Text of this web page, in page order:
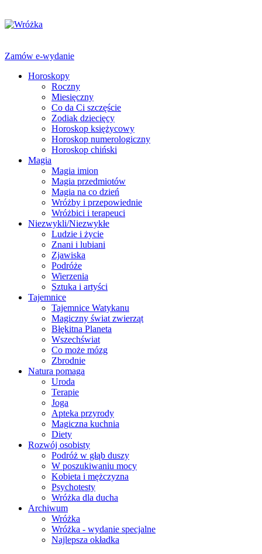
Zamów e-wydanie
Horoskopy
Roczny
Miesięczny
Co da Ci szczęście
Zodiak dziecięcy
Horoskop księżycowy
Horoskop numerologiczny
Horoskop chiński
Magia
Magia imion
Magia przedmiotów
Magia na co dzień
Wróżby i przepowiednie
Wróżbici i terapeuci
Niezwykli/Niezwykłe
Ludzie i życie
Znani i lubiani
Zjawiska
Podróże
Wierzenia
Sztuka i artyści
Tajemnice
Tajemnice Watykanu
Magiczny świat zwierząt
Błękitna Planeta
Wszechświat
Co może mózg
Zbrodnie
Natura pomaga
Uroda
Terapie
Joga
Apteka przyrody
Magiczna kuchnia
Diety
Rozwój osobisty
Podróż w głąb duszy
W poszukiwaniu mocy
Kobieta i mężczyzna
Psychotesty
Wróżka dla ducha
Archiwum
Wróżka
Wróżka - wydanie specjalne
Najlepsza okładka